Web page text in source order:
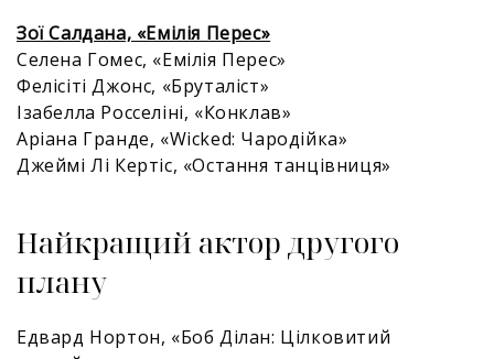
Зої Салдана, «Емілія Перес»
Селена Гомес, «Емілія Перес»
Фелісіті Джонс, «Бруталіст»
Ізабелла Росселіні, «Конклав»
Аріана Гранде, «Wicked: Чародійка»
Джеймі Лі Кертіс, «Остання танцівниця»
Найкращий актор другого
плану
Едвард Нортон, «Боб Ділан: Цілковитий